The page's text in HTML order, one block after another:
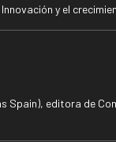
y el
Spain), editora de